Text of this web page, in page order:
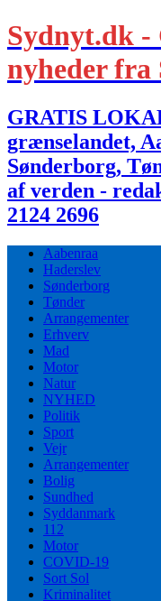
Sydnyt.dk -
nyheder
GRATIS
grænselandet,
Sønderborg,
af verden -
2124 2696
Aabenraa
Haderslev
Sønderborg
Tønder
Arrangementer
Erhverv
Mad
Motor
Natur
NYHED
Politik
Sport
Vejr
Arrangementer
Bolig
Sundhed
Syddanmark
112
Motor
COVID-19
Sort Sol
Kriminalitet